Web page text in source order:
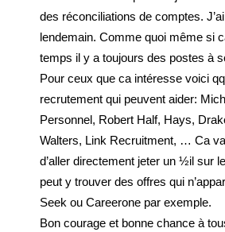
des réconciliations de comptes.
lendemain. Comme quoi même si
temps il y a toujours des postes à
Pour ceux que ca intéresse voici
recrutement qui peuvent aider:
Personnel, Robert Half, Hays,
Walters, Link Recruitment, … Ca
d’aller directement jeter un ½il sur
peut y trouver des offres qui
Seek ou Careerone par exemple.
Bon courage et bonne chance à